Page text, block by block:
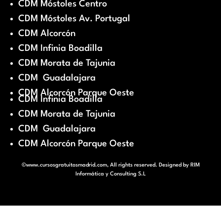
CDM Móstoles Centro
CDM Móstoles Av. Portugal
CDM Alcorcón
CDM Infinia Boadilla
CDM Morata de Tajunia
CDM Guadalajara
CDM Alcorcón Parque Oeste
CDM Infinia Boadilla
CDM Morata de Tajunia
CDM Guadalajara
CDM Alcorcón Parque Oeste
©www.cursosgratuitosmadrid.com, All rights reserved. Designed by RIM
Informática y Consulting S.L